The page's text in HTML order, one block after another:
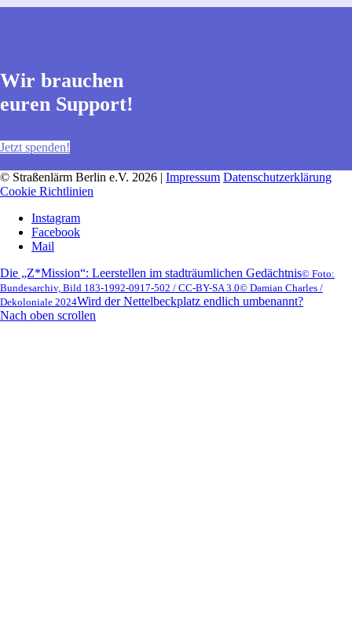
Wir brauchen
euren Support!
Jetzt spenden!
© Straßenlärm Berlin e.V. 2026 | Impressum Datenschutzerklärung
Cookie Richtlinien
Instagram
Facebook
Mail
Die „Z*Mission“: Leerstellen im stadträumlichen Gedächtnis© Foto:
Bundesarchiv, Bild 183-1992-0917-502 / CC-BY-SA 3.0© Damian Charles /
Dekoloniale 2024Wird der Nettelbeckplatz endlich umbenannt?
Nach oben scrollen